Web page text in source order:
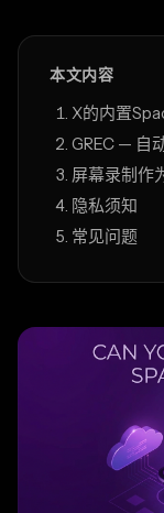
本文内容
X的内置
GREC — 自
屏幕录制作
隐私须知
常见问题